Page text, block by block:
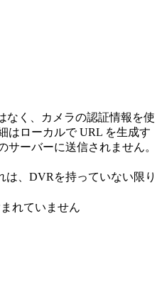
なく、カメラの認証情報を使
はローカルで URL を生成す
サーバーに送信されません。
は、DVRを持っていない限り
れていません